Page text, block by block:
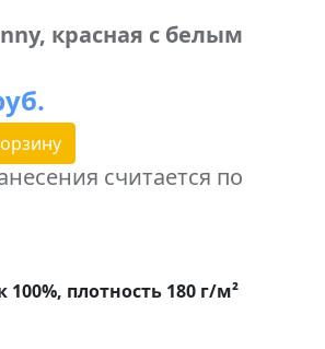
красная с белым
считается по
100%, плотность 180 г/м²